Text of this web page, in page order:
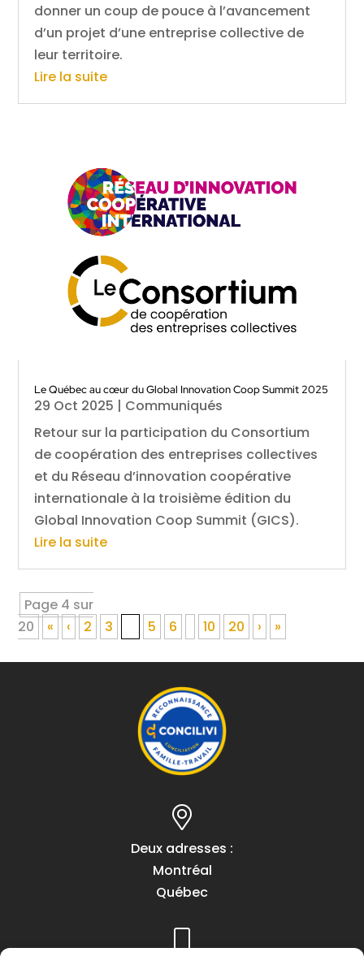
donner un coup de pouce à l’avancement
d’un projet d’une entreprise collective de
leur territoire.
Lire la suite
Le Québec au cœur du Global Innovation Coop Summit 2025
29 Oct 2025 | Communiqués
Retour sur la participation du Consortium
de coopération des entreprises collectives
et du Réseau d’innovation coopérative
internationale à la troisième édition du
Global Innovation Coop Summit (GICS).
Lire la suite
Page 4 sur
20
« ‹ 2 3 5 6 10 20 › »
Deux adresses :
Montréal
Québec